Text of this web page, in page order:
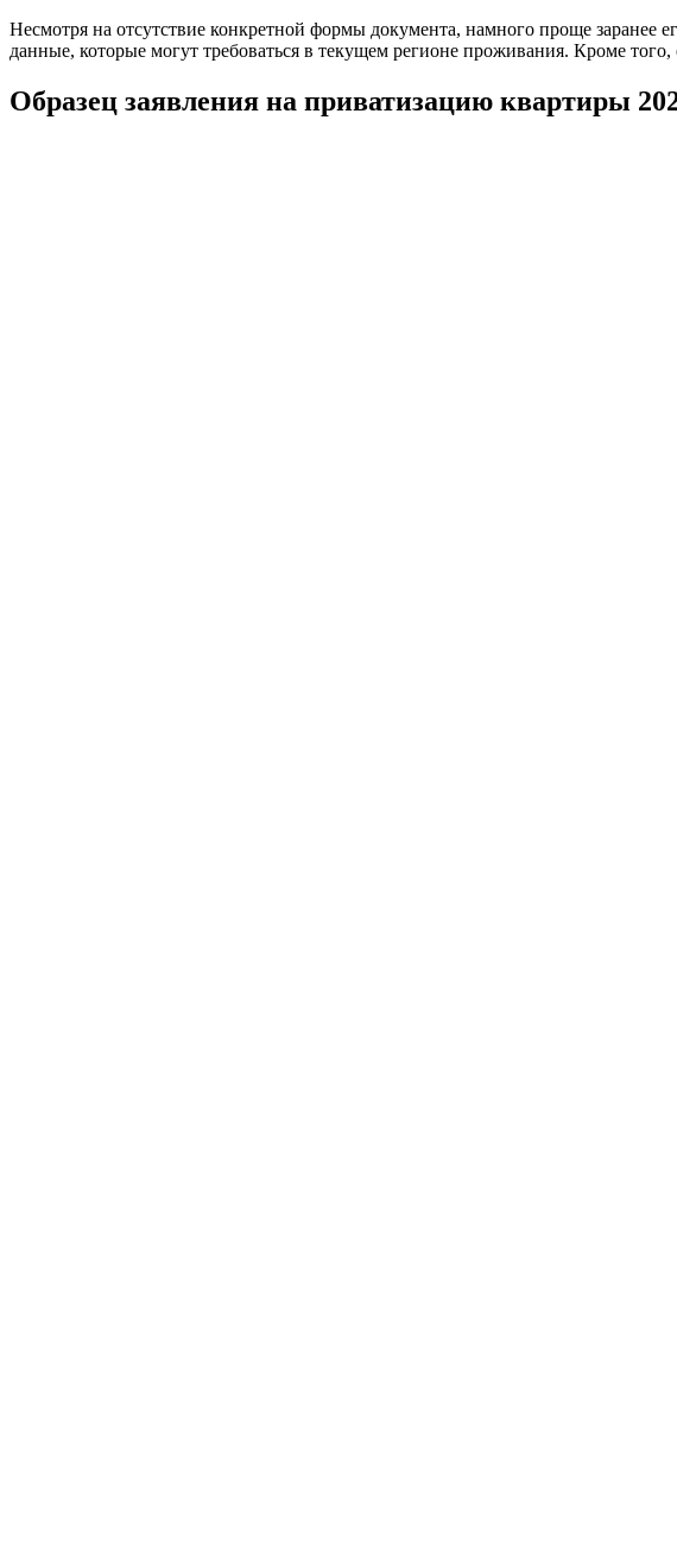
Несмотря на отсутствие конкретной формы документа, намного проще заранее
данные, которые могут требоваться в текущем регионе проживания. Кроме
Образец заявления на приватизацию квартиры